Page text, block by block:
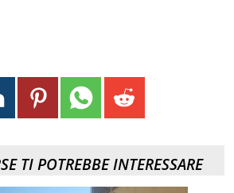
TI POTREBBE INTERESSARE